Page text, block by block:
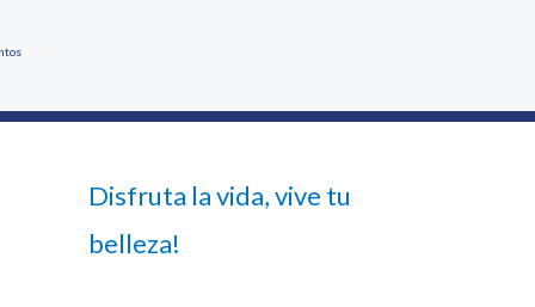
Disfruta la vida, vive tu
belleza!